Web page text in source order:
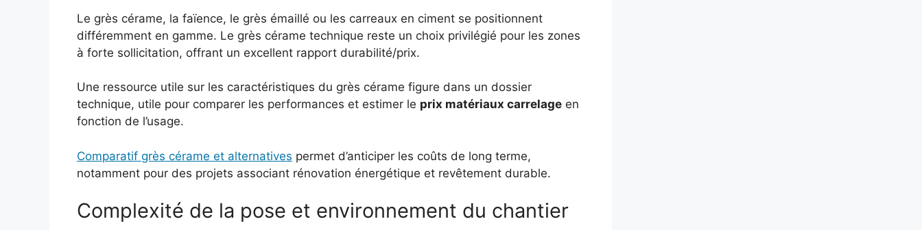
Le grès cérame, la faïence, le grès émaillé ou les carreaux en ciment se positionnent
différemment en gamme. Le grès cérame technique reste un choix privilégié pour les zones
à forte sollicitation, offrant un excellent rapport durabilité/prix.
Une ressource utile sur les caractéristiques du grès cérame figure dans un dossier
technique, utile pour comparer les performances et estimer le prix matériaux carrelage en
fonction de l’usage.
Comparatif grès cérame et alternatives permet d’anticiper les coûts de long terme,
notamment pour des projets associant rénovation énergétique et revêtement durable.
Complexité de la pose et environnement du chantier